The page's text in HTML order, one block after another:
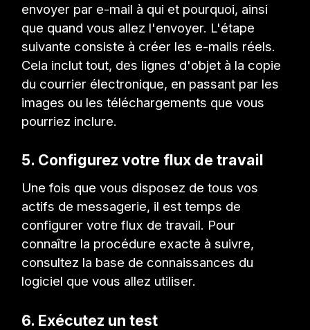
envoyer par e-mail à qui et pourquoi, ainsi
que quand vous allez l'envoyer. L'étape
suivante consiste à créer les e-mails réels.
Cela inclut tout, des lignes d'objet à la copie
du courrier électronique, en passant par les
images ou les téléchargements que vous
pourriez inclure.
5. Configurez votre flux de travail
Une fois que vous disposez de tous vos
actifs de messagerie, il est temps de
configurer votre flux de travail. Pour
connaître la procédure exacte à suivre,
consultez la base de connaissances du
logiciel que vous allez utiliser.
6. Exécutez un test